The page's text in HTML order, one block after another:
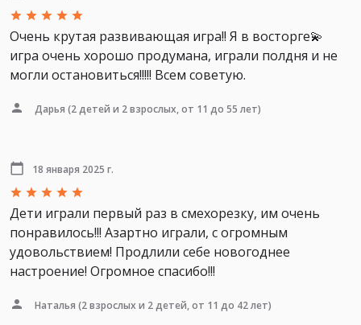
Очень крутая развивающая игра!! Я в восторге💫
игра очень хорошо продумана, играли полдня и не
могли остановиться!!!!! Всем советую.
Дарья (2 детей и 2 взрослых, от 11 до 55 лет)
18 января 2025 г.
Дети играли первый раз в смехорезку, им очень
понравилось!!! Азартно играли, с огромным
удовольствием! Продлили себе новогоднее
настроение! Огромное спасибо!!!
Наталья (2 взрослых и 2 детей, от 11 до 42 лет)